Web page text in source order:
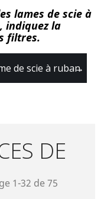
lames de scie à
indiquez la
filtres.
de scie à ruban
→
DE
1-32 de 75